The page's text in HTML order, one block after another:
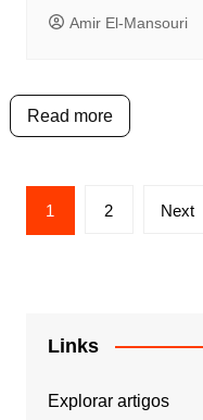
Amir El-Mansouri
Read more
Posts
pagination
1 2 Next
Links
Explorar artigos